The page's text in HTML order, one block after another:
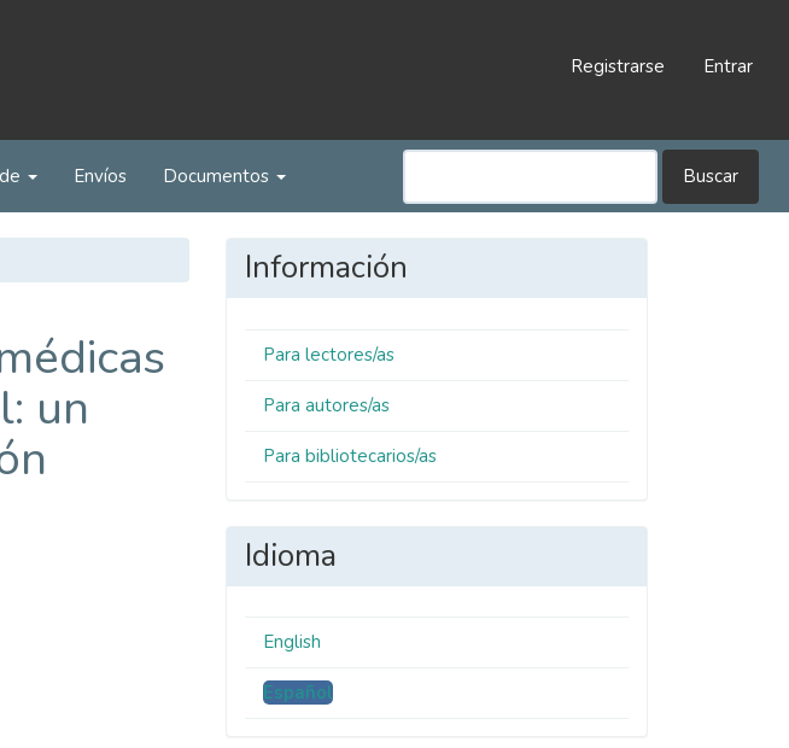
Registrarse Entrar
Envíos Documentos Buscar
un
Información
Para lectores/as
Para autores/as
Para bibliotecarios/as
Idioma
English
Español